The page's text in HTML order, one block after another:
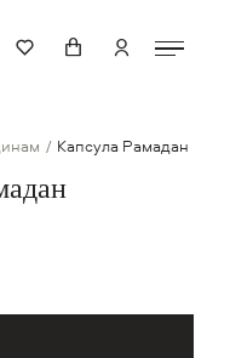
Капсула Рамадан